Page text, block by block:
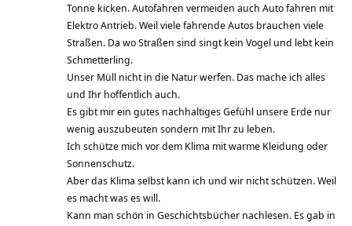
Tonne kicken. Autofahren vermeiden auch Auto fahren mit
Elektro Antrieb. Weil viele fahrende Autos brauchen viele
Straßen. Da wo Straßen sind singt kein Vogel und lebt kein
Schmetterling.
Unser Müll nicht in die Natur werfen. Das mache ich alles
und Ihr hoffentlich auch.
Es gibt mir ein gutes nachhaltiges Gefühl unsere Erde nur
wenig auszubeuten sondern mit Ihr zu leben.
Ich schütze mich vor dem Klima mit warme Kleidung oder
Sonnenschutz.
Aber das Klima selbst kann ich und wir nicht schützen. Weil
es macht was es will.
Kann man schön in Geschichtsbücher nachlesen. Es gab in